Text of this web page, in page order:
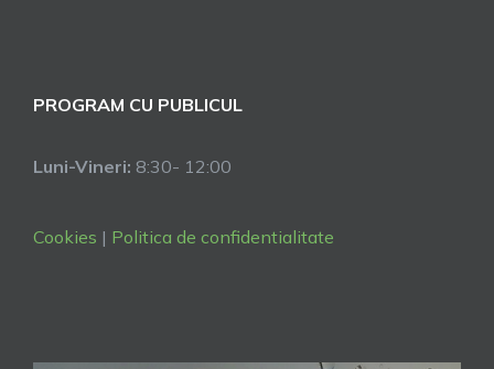
PROGRAM CU PUBLICUL
Luni-Vineri: 8:30- 12:00
Cookies | Politica de confidentialitate